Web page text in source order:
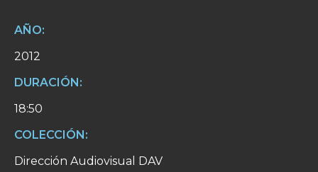
AÑO:
2012
DURACIÓN:
18:50
COLECCIÓN:
Dirección Audiovisual DAV